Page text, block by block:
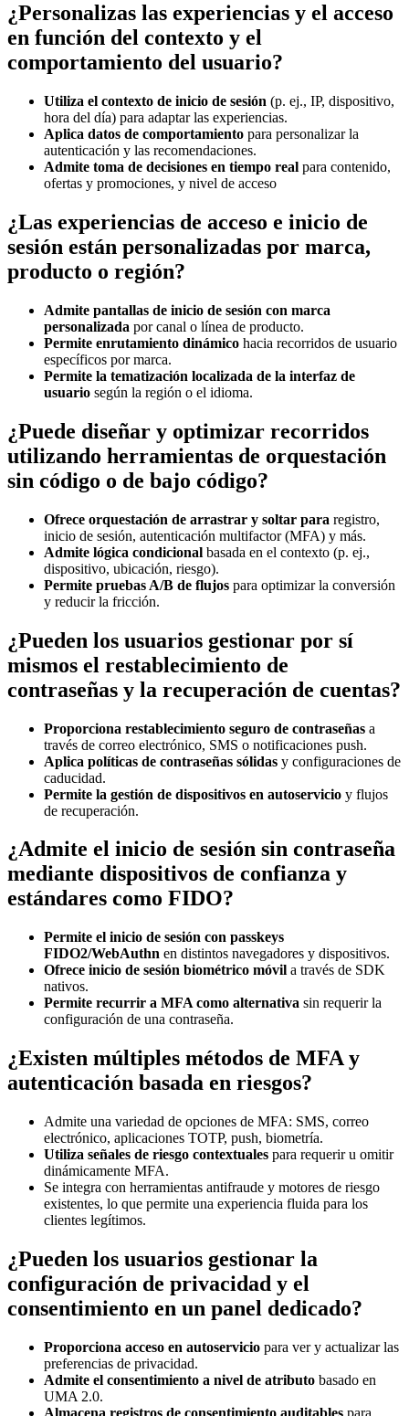
¿Personalizas las experiencias y el acceso
en función del contexto y el
comportamiento del usuario?
Utiliza el contexto de inicio de sesión (p. ej., IP, dispositivo,
hora del día) para adaptar las experiencias.
Aplica datos de comportamiento para personalizar la
autenticación y las recomendaciones.
Admite toma de decisiones en tiempo real para contenido,
ofertas y promociones, y nivel de acceso
¿Las experiencias de acceso e inicio de
sesión están personalizadas por marca,
producto o región?
Admite pantallas de inicio de sesión con marca
personalizada por canal o línea de producto.
Permite enrutamiento dinámico hacia recorridos de usuario
específicos por marca.
Permite la tematización localizada de la interfaz de
usuario según la región o el idioma.
¿Puede diseñar y optimizar recorridos
utilizando herramientas de orquestación
sin código o de bajo código?
Ofrece orquestación de arrastrar y soltar para registro,
inicio de sesión, autenticación multifactor (MFA) y más.
Admite lógica condicional basada en el contexto (p. ej.,
dispositivo, ubicación, riesgo).
Permite pruebas A/B de flujos para optimizar la conversión
y reducir la fricción.
¿Pueden los usuarios gestionar por sí
mismos el restablecimiento de
contraseñas y la recuperación de cuentas?
Proporciona restablecimiento seguro de contraseñas a
través de correo electrónico, SMS o notificaciones push.
Aplica políticas de contraseñas sólidas y configuraciones de
caducidad.
Permite la gestión de dispositivos en autoservicio y flujos
de recuperación.
¿Admite el inicio de sesión sin contraseña
mediante dispositivos de confianza y
estándares como FIDO?
Permite el inicio de sesión con passkeys
FIDO2/WebAuthn en distintos navegadores y dispositivos.
Ofrece inicio de sesión biométrico móvil a través de SDK
nativos.
Permite recurrir a MFA como alternativa sin requerir la
configuración de una contraseña.
¿Existen múltiples métodos de MFA y
autenticación basada en riesgos?
Admite una variedad de opciones de MFA: SMS, correo
electrónico, aplicaciones TOTP, push, biometría.
Utiliza señales de riesgo contextuales para requerir u omitir
dinámicamente MFA.
Se integra con herramientas antifraude y motores de riesgo
existentes, lo que permite una experiencia fluida para los
clientes legítimos.
¿Pueden los usuarios gestionar la
configuración de privacidad y el
consentimiento en un panel dedicado?
Proporciona acceso en autoservicio para ver y actualizar las
preferencias de privacidad.
Admite el consentimiento a nivel de atributo basado en
UMA 2.0.
Almacena registros de consentimiento auditables para